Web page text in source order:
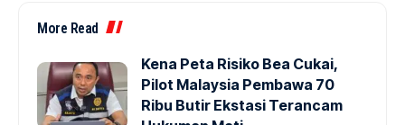
More Read
Kena Peta Risiko Bea Cukai,
Pilot Malaysia Pembawa 70
Ribu Butir Ekstasi Terancam